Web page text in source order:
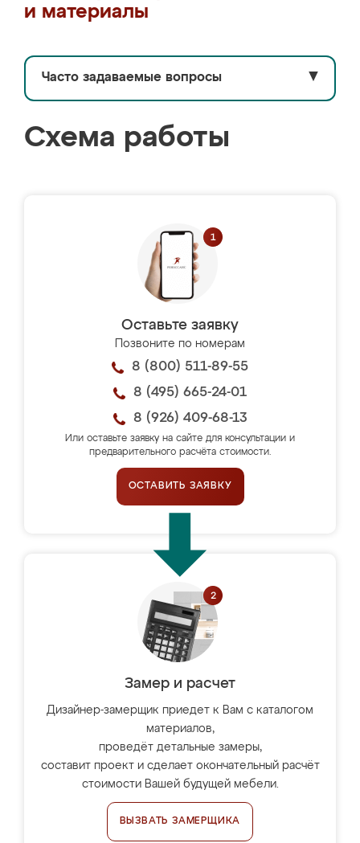
и материалы
Часто задаваемые вопросы ▼
Схема работы
Оставьте заявку
Позвоните по номерам
8 (800) 511-89-55
8 (495) 665-24-01
8 (926) 409-68-13
Или оставьте заявку на сайте для консультации и
предварительного расчёта стоимости.
ОСТАВИТЬ ЗАЯВКУ
Замер и расчет
Дизайнер-замерщик приедет к Вам с каталогом
материалов,
проведёт детальные замеры,
составит проект и сделает окончательный расчёт
стоимости Вашей будущей мебели.
ВЫЗВАТЬ ЗАМЕРЩИКА